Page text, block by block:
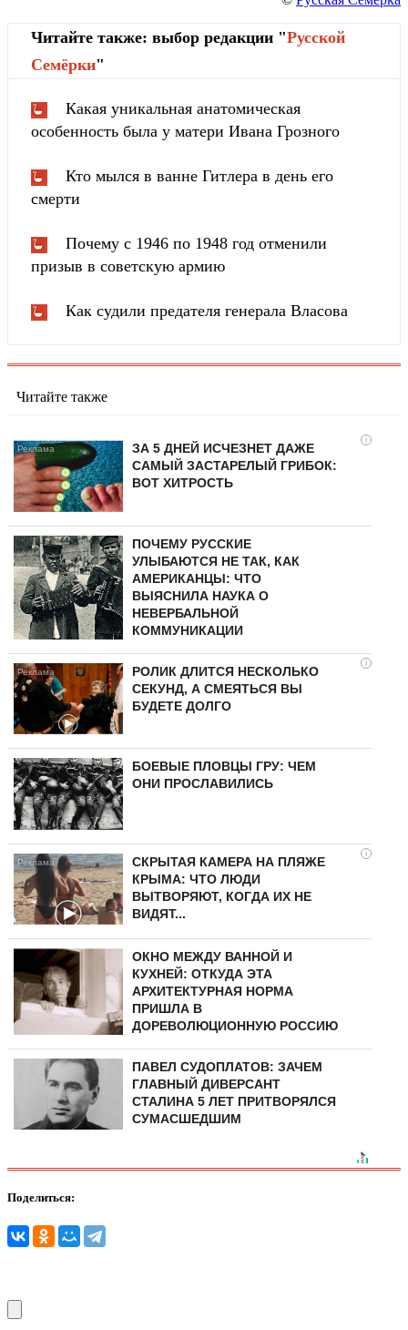
Читайте также: выбор редакции "Русской
Cемёрки"
Какая уникальная анатомическая
особенность была у матери Ивана Грозного
Кто мылся в ванне Гитлера в день его
смерти
Почему с 1946 по 1948 год отменили
призыв в советскую армию
Как судили предателя генерала Власова
Читайте также
i
ЗА 5 ДНЕЙ ИСЧЕЗНЕТ ДАЖЕ
САМЫЙ ЗАСТАРЕЛЫЙ ГРИБОК:
ВОТ ХИТРОСТЬ
ПОЧЕМУ РУССКИЕ
УЛЫБАЮТСЯ НЕ ТАК, КАК
АМЕРИКАНЦЫ: ЧТО
ВЫЯСНИЛА НАУКА О
НЕВЕРБАЛЬНОЙ
КОММУНИКАЦИИ
i
РОЛИК ДЛИТСЯ НЕСКОЛЬКО
СЕКУНД, А СМЕЯТЬСЯ ВЫ
БУДЕТЕ ДОЛГО
БОЕВЫЕ ПЛОВЦЫ ГРУ: ЧЕМ
ОНИ ПРОСЛАВИЛИСЬ
i
СКРЫТАЯ КАМЕРА НА ПЛЯЖЕ
КРЫМА: ЧТО ЛЮДИ
ВЫТВОРЯЮТ, КОГДА ИХ НЕ
ВИДЯТ...
ОКНО МЕЖДУ ВАННОЙ И
КУХНЕЙ: ОТКУДА ЭТА
АРХИТЕКТУРНАЯ НОРМА
ПРИШЛА В
ДОРЕВОЛЮЦИОННУЮ РОССИЮ
ПАВЕЛ СУДОПЛАТОВ: ЗАЧЕМ
ГЛАВНЫЙ ДИВЕРСАНТ
СТАЛИНА 5 ЛЕТ ПРИТВОРЯЛСЯ
СУМАСШЕДШИМ
Поделиться: